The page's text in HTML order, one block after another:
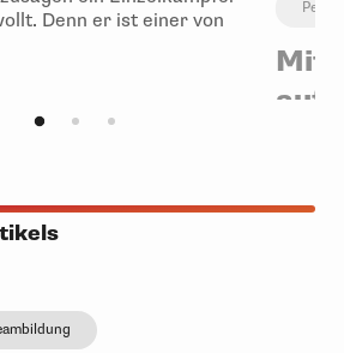
Denn er ist einer von
Mit
auf